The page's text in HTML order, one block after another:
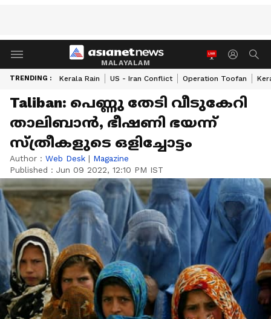
MALAYALAM
TRENDING : Kerala Rain US - Iran Conflict Operation Toofan
Taliban: പെണ്ണു തേടി വീടുകേറി
താലിബാന്‍, ഭീഷണി ഭയന്ന്
സ്ത്രീകളുടെ ഒളിച്ചോട്ടം
Author : Web Desk | Magazine
Published : Jun 09 2022, 12:10 PM IST